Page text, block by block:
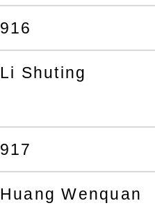
916
Li Shuting
917
Huang Wenquan